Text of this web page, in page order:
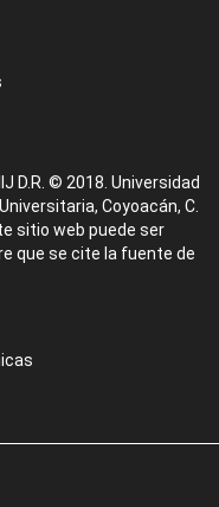
D.R. © 2018. Universidad
Coyoacán, C.
sitio web puede ser
que se cite la fuente de